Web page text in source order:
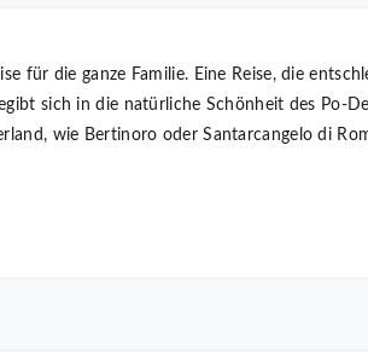
für die ganze Familie. Eine Reise, die
sich in die natürliche Schönheit des Po-
wie Bertinoro oder Santarcangelo di